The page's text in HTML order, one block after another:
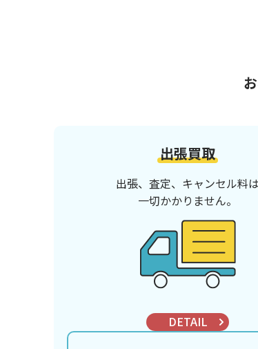
出張買取
出張、査定、キャンセル料は
一切かかりません。
DETAIL